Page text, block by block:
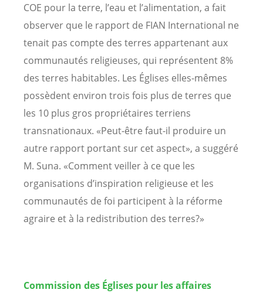
COE pour la terre, l’eau et l’alimentation, a fait
observer que le rapport de FIAN International ne
tenait pas compte des terres appartenant aux
communautés religieuses, qui représentent 8%
des terres habitables. Les Églises elles-mêmes
possèdent environ trois fois plus de terres que
les 10 plus gros propriétaires terriens
transnationaux. «Peut-être faut-il produire un
autre rapport portant sur cet aspect», a suggéré
M. Suna. «Comment veiller à ce que les
organisations d’inspiration religieuse et les
communautés de foi participent à la réforme
agraire et à la redistribution des terres?»
Commission des Églises pour les affaires